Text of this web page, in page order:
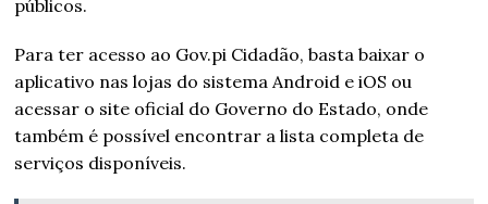
públicos.
Para ter acesso ao Gov.pi Cidadão, basta baixar o
aplicativo nas lojas do sistema Android e iOS ou
acessar o site oficial do Governo do Estado, onde
também é possível encontrar a lista completa de
serviços disponíveis.